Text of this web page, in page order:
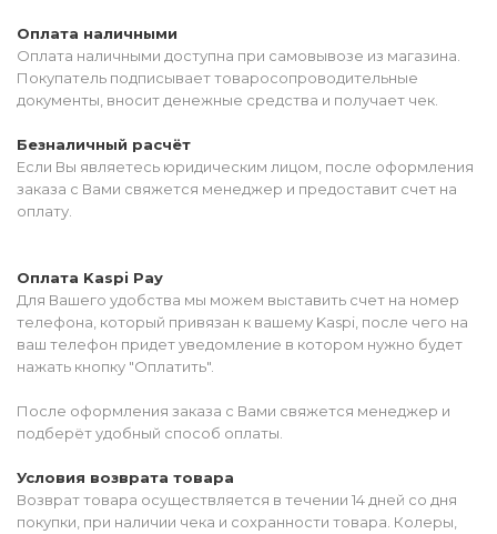
Оплата наличными
Оплата наличными доступна при самовывозе из магазина.
Покупатель подписывает товаросопроводительные
документы, вносит денежные средства и получает чек.
Безналичный расчёт
Если Вы являетесь юридическим лицом, после оформления
заказа с Вами свяжется менеджер и предоставит счет на
оплату.
Оплата Kaspi Pay
Для Вашего удобства мы можем выставить счет на номер
телефона, который привязан к вашему Kaspi, после чего на
ваш телефон придет уведомление в котором нужно будет
нажать кнопку "Оплатить".
После оформления заказа с Вами свяжется менеджер и
подберёт удобный способ оплаты.
Условия возврата товара
Возврат товара осуществляется в течении 14 дней со дня
покупки, при наличии чека и сохранности товара. Колеры,